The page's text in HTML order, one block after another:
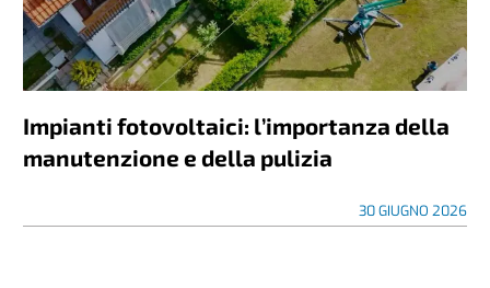
Impianti fotovoltaici: l’importanza della
manutenzione e della pulizia
30 GIUGNO 2026